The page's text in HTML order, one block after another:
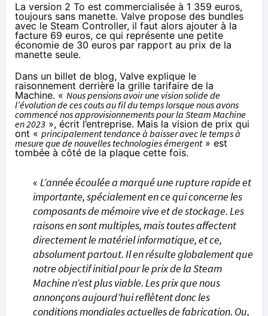
La version 2 To est commercialisée à 1 359 euros,
toujours sans manette. Valve propose des bundles
avec le Steam Controller, il faut alors ajouter à la
facture 69 euros, ce qui représente une petite
économie de 30 euros par rapport au prix de la
manette seule.
Dans un billet de blog, Valve explique le
raisonnement derrière la grille tarifaire de la
Machine. « Nous pensions avoir une vision solide de
l’évolution de ces couts au fil du temps lorsque nous avons
commencé nos approvisionnements pour la Steam Machine
en 2023 », écrit l’entreprise. Mais la vision de prix qui
ont « principalement tendance à baisser avec le temps à
mesure que de nouvelles technologies émergent» est
tombée à côté de la plaque cette fois.
« L’année écoulée a marqué une rupture rapide et
importante, spécialement en ce qui concerne les
composants de mémoire vive et de stockage. Les
raisons en sont multiples, mais toutes affectent
directement le matériel informatique, et ce,
absolument partout. Il en résulte globalement que
notre objectif initial pour le prix de la Steam
Machine n’est plus viable. Les prix que nous
annonçons aujourd’hui reflètent donc les
conditions mondiales actuelles de fabrication. Ou,